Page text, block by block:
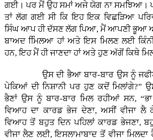
ਗਈ। ਪਰ ਮੈਂ ਉਹ ਸਮਾਂ ਅਜੇ ਯੋਗ ਨਾ ਸਮਝਿਆ।
ਤਾਂ ਲੱਗ ਗਈ ਸੀ ਕਿ ਇਹ ਇਕ ਵਿਛੜਿਆ
ਸਿੰਘ ਆਪ ਹੀ ਦੱਸਣ ਲੱਗ ਪਿਆ, ਮੈਂ ਆਪਣੀ ਭੂਆ
ਬਾਅਦ ਮਿਿਲਆ ਹਾਂ ਅਤੇ ਇਸ ਮਿਲਣ ਲਈ
ਹਨ, ਇਹ ਮੈਂ ਹੀ ਜਾਣਦਾ ਹਾਂ ਅਤੇ ਹੁਣ ਅੱਗੋਂ ਕਿਥੇ
ਉਸ ਦੀ ਭੈਆ ਬਾਰ-ਬਾਰ ਉਸ ਨੂੰ ਜਫੀਆਂ
ਪੇਕਿਆਂ ਦੀ ਨਿਸ਼ਾਨੀ ਪਰ ਹੁਣ ਕਦੋਂ
ਭੈਣਾਂ ਉਸ ਨੂੰ ਬਾਰ-ਬਾਰ ਮਿਲ ਰਹੀਆਂ ਸਨ,
ਵਿਆਹ ਦਾ ਕਾਰਡ ਭੇਜ ਦੇਣਾ, ਅਸੀਂ ਵੀਜਾ
ਵਿਆਹ ਤੋਂ ਬਹੁਤ ਦਿਨ ਪਹਿਲਾਂ ਕਾਰਡ ਭੇਜਣਾ,
ਵੀਜਾ ਲੈਣ ਲਈ, ਇਸਲਾਮਾਬਾਦ ਤੋਂ ਵੀਜਾ ਮਿਲਦਾ